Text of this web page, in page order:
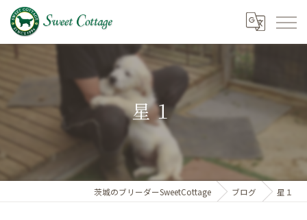
星１
茨城のブリーダーSweetCottage ブログ 星１